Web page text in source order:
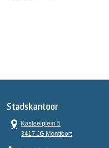
Stadskantoor
Kasteelplein 5
3417 JG Montfoort